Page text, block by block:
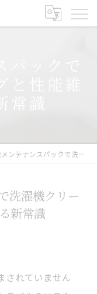
ックで
性能維
識
スパックで洗濯機クリーニングと性能維持を両立する新常識
洗濯機クリー
新常識
されていません